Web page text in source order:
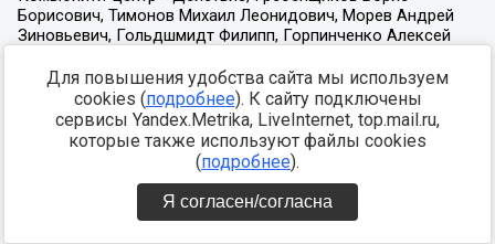
Для повышения удобства сайта мы используем
cookies (подробнее). К сайту подключены
сервисы Yandex.Metrika, LiveInternet, top.mail.ru,
которые также используют файлы cookies
(подробнее).
Я согласен/согласна